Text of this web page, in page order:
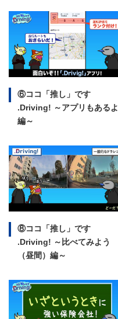
⑥ココ「推し」です
.Driving! ～アプリもあるよ
編～
⑧ココ「推し」です
.Driving! ～比べてみよう
（昼間）編～